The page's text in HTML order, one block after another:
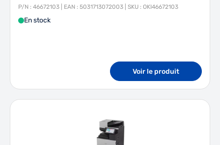
P/N : 46672103 | EAN : 5031713072003 | SKU : OKI46672103
En stock
Voir le produit